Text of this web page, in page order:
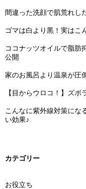
間違った洗顔で肌荒れし
ゴマは白より黒！実はこ
ココナッツオイルで脂肪
公開
家のお風呂より温泉が圧
【目からウロコ！】ズ
こんなに紫外線対策にな
い効果♪
カテゴリー
お役立ち